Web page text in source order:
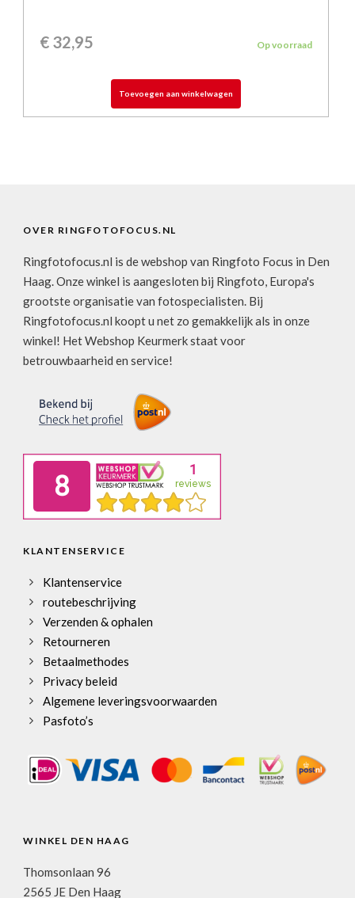
€ 32,95 Op voorraad
Toevoegen aan winkelwagen
OVER RINGFOTOFOCUS.NL
Ringfotofocus.nl is de webshop van Ringfoto Focus in Den
Haag. Onze winkel is aangesloten bij Ringfoto, Europa's
grootste organisatie van fotospecialisten. Bij
Ringfotofocus.nl koopt u net zo gemakkelijk als in onze
winkel! Het Webshop Keurmerk staat voor
betrouwbaarheid en service!
KLANTENSERVICE
Klantenservice
routebeschrijving
Verzenden & ophalen
Retourneren
Betaalmethodes
Privacy beleid
Algemene leveringsvoorwaarden
Pasfoto’s
WINKEL DEN HAAG
Thomsonlaan 96
2565 JE Den Haag